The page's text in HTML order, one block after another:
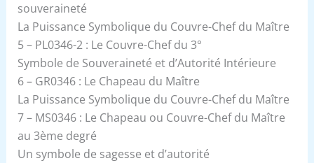
souveraineté
La Puissance Symbolique du Couvre-Chef du Maître
5 – PL0346-2 : Le Couvre-Chef du 3°
Symbole de Souveraineté et d’Autorité Intérieure
6 – GR0346 : Le Chapeau du Maître
La Puissance Symbolique du Couvre-Chef du Maître
7 – MS0346 : Le Chapeau ou Couvre-Chef du Maître
au 3ème degré
Un symbole de sagesse et d’autorité